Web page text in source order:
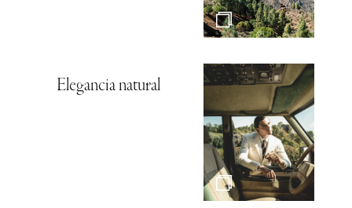
Elegancia natural